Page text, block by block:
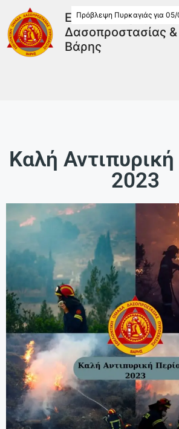
Εθελοντική Ομάδα
Δασοπροστασίας
Βάρης
Πρόβλεψη Πυρκαγιάς για
Καλή
2023